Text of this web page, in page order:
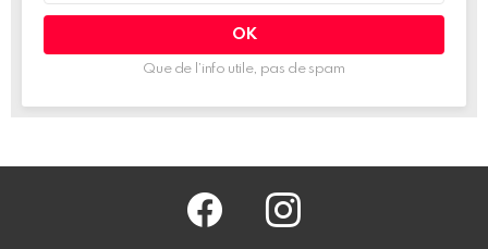
mail
Que de l’info utile, pas de spam
facebook @barmag.fr